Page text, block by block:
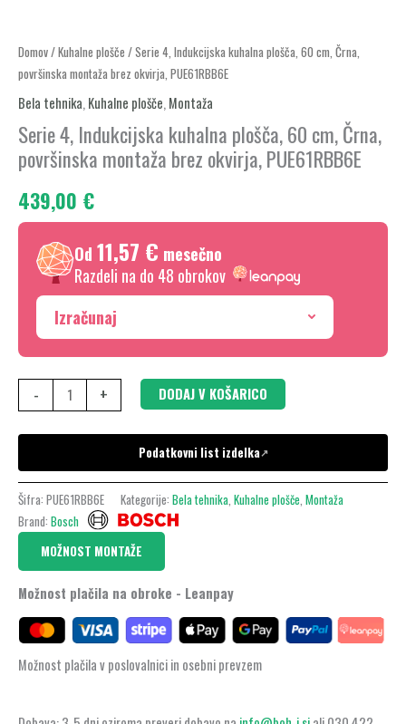
Domov/Kuhalne plošče / Serie 4, Indukcijska kuhalna plošča, 60 cm, Črna,
površinska montaža brez okvirja, PUE61RBB6E
Bela tehnika, Kuhalne plošče, Montaža
Serie 4, Indukcijska kuhalna plošča, 60 cm, Črna,
površinska montaža brez okvirja, PUE61RBB6E
439,00 €
Od 11,57 € mesečno
Razdeli na do 48 obrokov
Izračunaj
-
Serie
4,
Indukcijska
kuhalna
plošča,
60
cm,
Črna,
površinska
montaža
brez
+ DODAJ V KOŠARICO
Podatkovni list izdelka↗
Šifra: PUE61RBB6E Kategorije: Bela tehnika, Kuhalne plošče, Montaža
Brand: Bosch
MOŽNOST MONTAŽE
Možnost plačila na obroke - Leanpay
Možnost plačila v poslovalnici in osebni prevzem